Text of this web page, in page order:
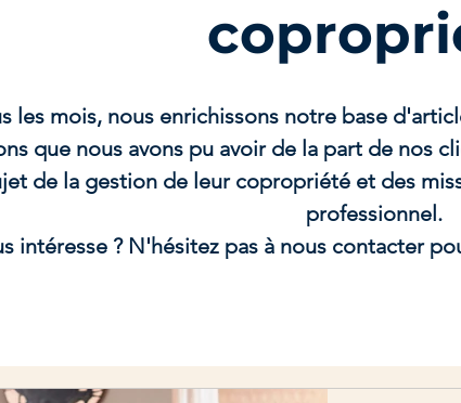
les mois, nous enrichissons notre base
que nous avons pu avoir de la part de nos
de la gestion de leur copropriété et des
professionnel.
intéresse ? N'hésitez pas à nous contacter